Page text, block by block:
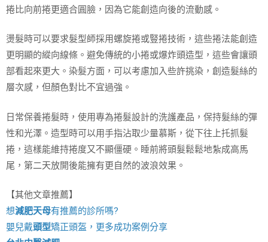
捲比向前捲更適合圓臉，因為它能創造向後的流動感。
燙髮時可以要求髮型師採用螺旋捲或豎捲技術，這些捲法能創造
更明顯的縱向線條。避免傳統的小捲或爆炸頭造型，這些會讓頭
部看起來更大。染髮方面，可以考慮加入些許挑染，創造髮絲的
層次感，但顏色對比不宜過強。
日常保養捲髮時，使用專為捲髮設計的洗護產品，保持髮絲的彈
性和光澤。造型時可以用手指沾取少量慕斯，從下往上托抓髮
捲，這樣能維持捲度又不顯僵硬。睡前將頭髮鬆鬆地紮成高馬
尾，第二天放開後能擁有更自然的波浪效果。
【其他文章推薦】
想減肥天母有推薦的診所嗎?
嬰兒戴頭型矯正頭盔，更多成功案例分享